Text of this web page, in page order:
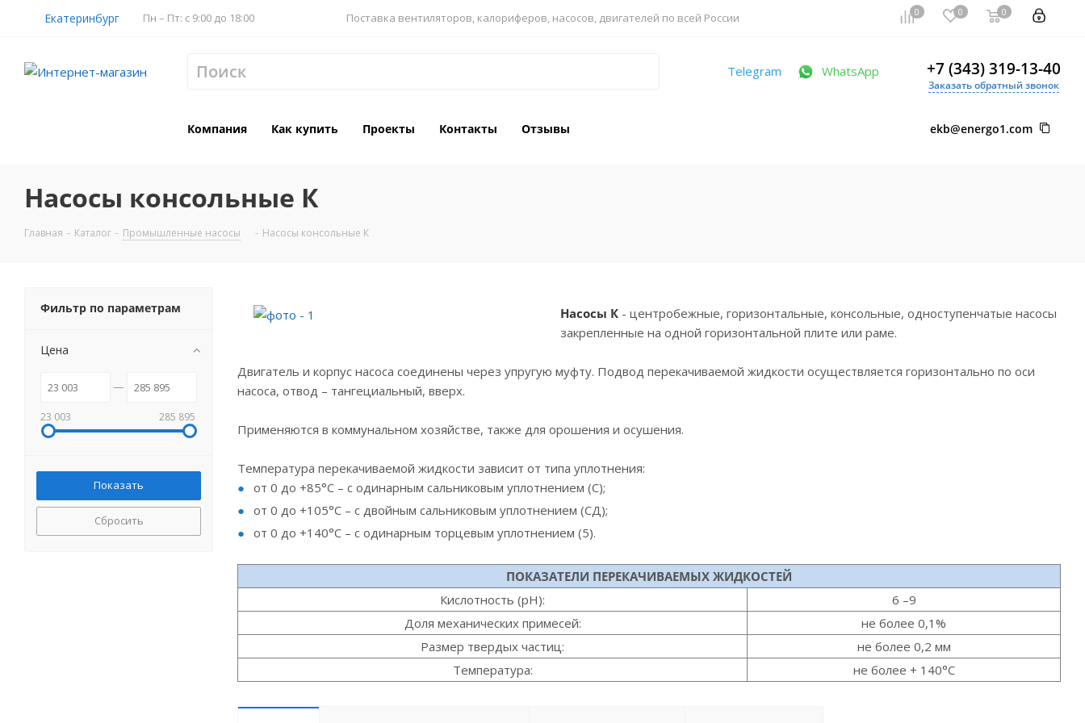
Екатеринбург Пн – Пт: с 9:00 до 18:00 Поставка вентиляторов, калориферов, насосов, двигателей по всей России 0 0 0
Telegram WhatsApp +7 (343) 319-13-40
Заказать обратный звонок
Компания Как купить Проекты Контакты Отзывы ekb@energo1.com
Насосы консольные К
Главная - Каталог - Промышленные насосы - Насосы консольные К
Насосы К - центробежные, горизонтальные, консольные, одноступенчатые насосы
закрепленные на одной горизонтальной плите или раме.
Двигатель и корпус насоса соединены через упругую муфту. Подвод перекачиваемой жидкости осуществляется горизонтально по оси
насоса, отвод – тангециальный, вверх.
Применяются в коммунальном хозяйстве, также для орошения и осушения.
Температура перекачиваемой жидкости зависит от типа уплотнения:
от 0 до +85°С – с одинарным сальниковым уплотнением (С);
от 0 до +105°С – с двойным сальниковым уплотнением (СД);
от 0 до +140°С – с одинарным торцевым уплотнением (5).
ПОКАЗАТЕЛИ ПЕРЕКАЧИВАЕМЫХ ЖИДКОСТЕЙ
Кислотность (pH):
6 –9
Доля механических примесей:
не более 0,1%
Размер твердых частиц:
не более 0,2 мм
Температура:
не более + 140°С
Фильтр по параметрам
Цена
23 003 285 895
Сбросить